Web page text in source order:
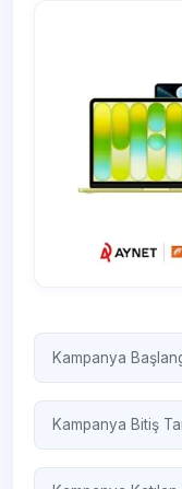
Kampanya
Kampanya Bitiş